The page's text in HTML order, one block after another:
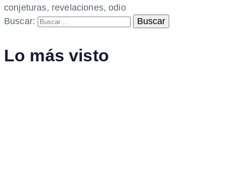
conjeturas, revelaciones, odio
Buscar:
Lo más visto